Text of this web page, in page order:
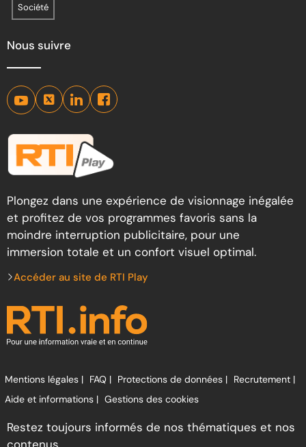
Société
Nous suivre
Plongez dans une expérience de visionnage inégalée
et profitez de vos programmes favoris sans la
moindre interruption publicitaire, pour une
immersion totale et un confort visuel optimal.
Accéder au site de RTI Play
Mentions légales | FAQ | Protections de données | Recrutement |
Aide et informations | Gestions des cookies
Restez toujours informés de nos thématiques et nos